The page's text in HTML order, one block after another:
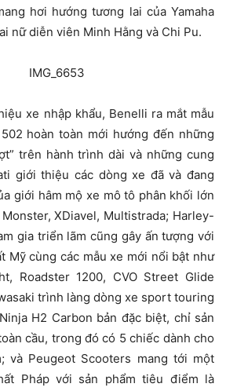
hơi hướng tương lai của Yamaha
nữ diễn viên Minh Hằng và Chi Pu.
xe nhập khẩu, Benelli ra mắt mẫu
hoàn toàn mới hướng đến những
trên hành trình dài và những cung
giới thiệu các dòng xe đã và đang
giới hâm mộ xe mô tô phân khối lớn
XDiavel, Multistrada; Harley-
gia triển lãm cũng gây ấn tượng với
Mỹ cùng các mẫu xe mới nổi bật như
Roadster 1200, CVO Street Glide
trình làng dòng xe sport touring
H2 Carbon bản đặc biệt, chỉ sản
cầu, trong đó có 5 chiếc dành cho
và Peugeot Scooters mang tới một
Pháp với sản phẩm tiêu điểm là